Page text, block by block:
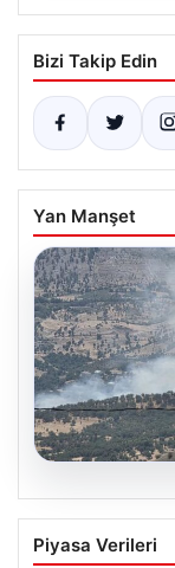
Bizi Takip Edin
Yan Manşet
Altına
Piyasa Verileri